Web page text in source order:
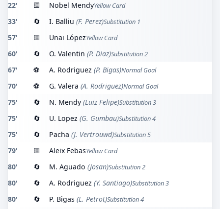
22' 🟨 Nobel MendyYellow Card
33' 🔄 I. Balliu (F. Perez)Substitution 1
57' 🟨 Unai LópezYellow Card
60' 🔄 O. Valentin (P. Diaz)Substitution 2
67' ⚽ A. Rodriguez (P. Bigas)Normal Goal
70' ⚽ G. Valera (A. Rodriguez)Normal Goal
75' 🔄 N. Mendy (Luiz Felipe)Substitution 3
75' 🔄 U. Lopez (G. Gumbau)Substitution 4
75' 🔄 Pacha (J. Vertrouwd)Substitution 5
79' 🟨 Aleix FebasYellow Card
80' 🔄 M. Aguado (Josan)Substitution 2
80' 🔄 A. Rodriguez (Y. Santiago)Substitution 3
80' 🔄 P. Bigas (L. Petrot)Substitution 4